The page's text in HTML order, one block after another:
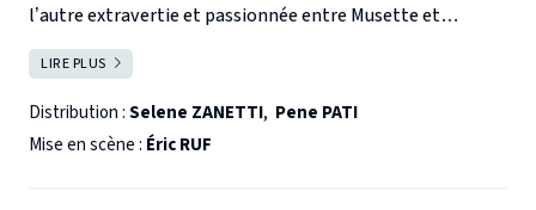
l’autre extravertie et passionnée entre Musette et
Marcelo, opposant la joie de vivre contagieuse de la
jeunesse dénuée de tout à l’insatisfaction perpétuelle de
la bourgeoise parisienne.Un ton, un rythme, des répliques
qui fusent, des airs de pure volupté, un orchestre qui
LIRE PLUS
Distribution :Selene ZANETTI, Pene PATI
Mise en scène : Éric RUF